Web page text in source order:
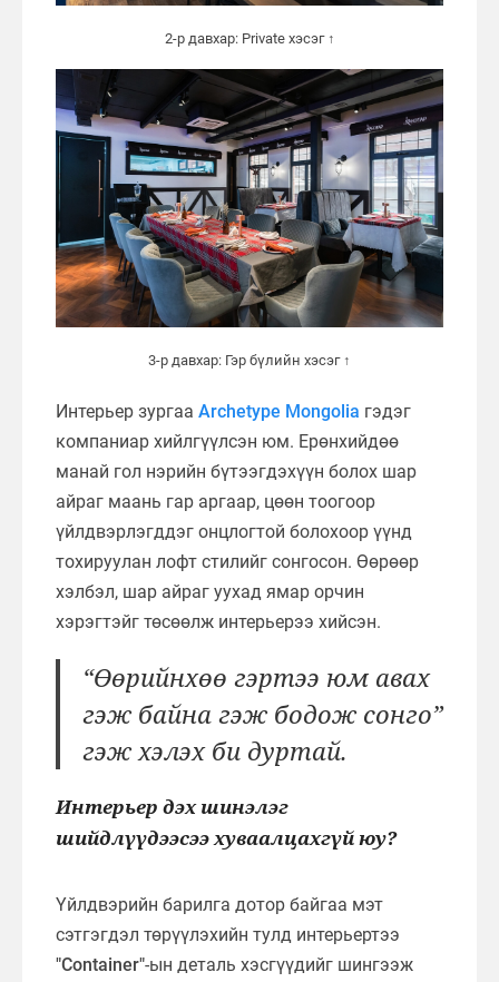
2-р давхар: Private хэсэг ↑
3-р давхар: Гэр бүлийн хэсэг ↑
Интерьер зургаа Archetype Mongolia гэдэг
компаниар хийлгүүлсэн юм. Ерөнхийдөө
манай гол нэрийн бүтээгдэхүүн болох шар
айраг маань гар аргаар, цөөн тоогоор
үйлдвэрлэгддэг онцлогтой болохоор үүнд
тохируулан лофт стилийг сонгосон. Өөрөөр
хэлбэл, шар айраг уухад ямар орчин
хэрэгтэйг төсөөлж интерьерээ хийсэн.
“Өөрийнхөө гэртээ юм авах
гэж байна гэж бодож сонго”
гэж хэлэх би дуртай.
Интерьер дэх шинэлэг
шийдлүүдээсээ хуваалцахгүй юу?
Үйлдвэрийн барилга дотор байгаа мэт
сэтгэгдэл төрүүлэхийн тулд интерьертээ
"Container"-ын деталь хэсгүүдийг шингээж